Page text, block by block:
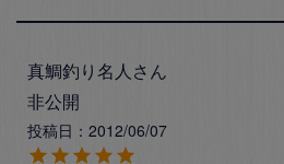
真鯛釣り名人さん
非公開
投稿日 2012/06/07